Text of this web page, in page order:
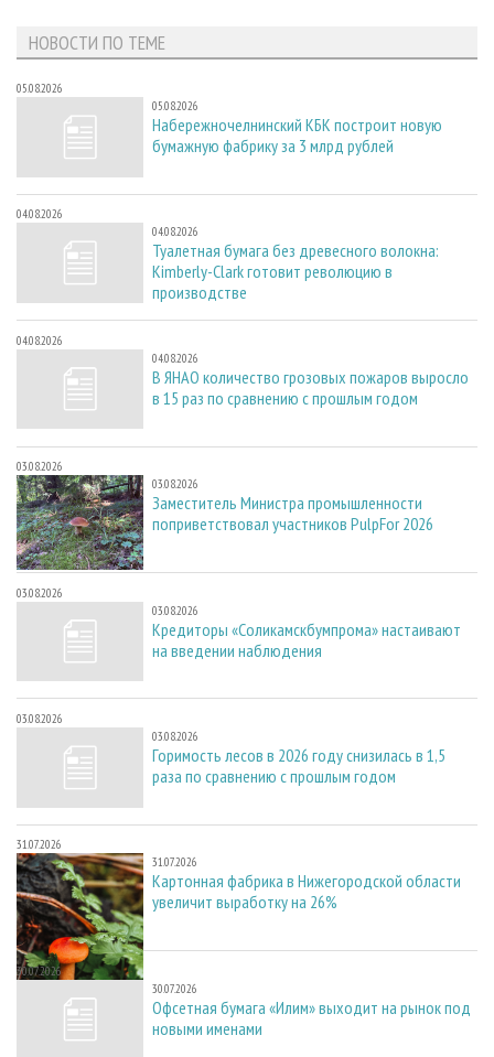
НОВОСТИ ПО ТЕМЕ
05.08.2026
05.08.2026
Набережночелнинский КБК построит новую
бумажную фабрику за 3 млрд рублей
04.08.2026
04.08.2026
Туалетная бумага без древесного волокна:
Kimberly-Clark готовит революцию в
производстве
04.08.2026
04.08.2026
В ЯНАО количество грозовых пожаров выросло
в 15 раз по сравнению с прошлым годом
03.08.2026
03.08.2026
Заместитель Министра промышленности
поприветствовал участников PulpFor 2026
03.08.2026
03.08.2026
Кредиторы «Соликамскбумпрома» настаивают
на введении наблюдения
03.08.2026
03.08.2026
Горимость лесов в 2026 году снизилась в 1,5
раза по сравнению с прошлым годом
31.07.2026
31.07.2026
Картонная фабрика в Нижегородской области
увеличит выработку на 26%
30.07.2026
30.07.2026
Офсетная бумага «Илим» выходит на рынок под
новыми именами